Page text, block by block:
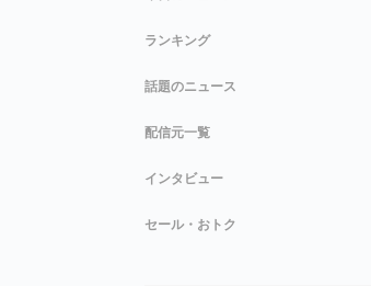
ランキング
話題のニュース
配信元一覧
インタビュー
セール・おトク